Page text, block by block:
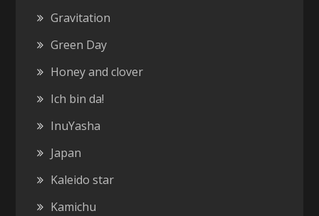
Gravitation
Green Day
Honey and clover
Ich bin da!
InuYasha
Japan
Kaleido star
Kamichu